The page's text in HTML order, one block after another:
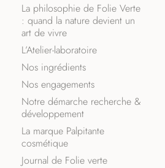
La philosophie de Folie Verte
: quand la nature devient un
art de vivre
L’Atelier-laboratoire
Nos ingrédients
Nos engagements
Notre démarche recherche &
développement
La marque Palpitante
cosmétique
Journal de Folie verte